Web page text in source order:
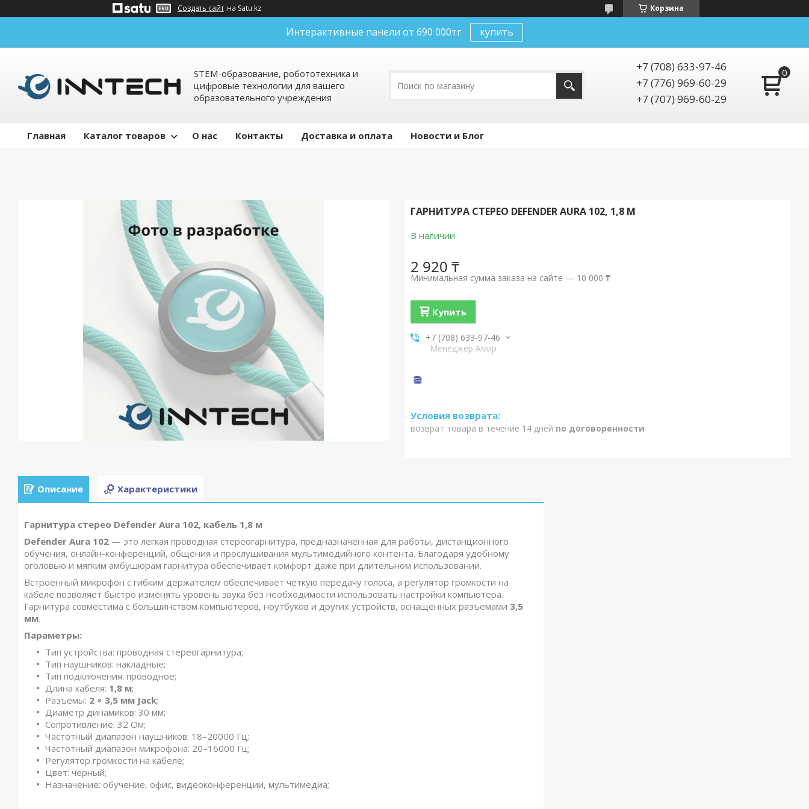
Создать сайт на Satu.kz Корзина
Интерактивные панели от 690 000тг купить
STEM-образование, робототехника и
цифровые технологии для вашего
образовательного учреждения
+7 (708) 633-97-46
+7 (776) 969-60-29
+7 (707) 969-60-29
Главная Каталог товаров О нас Контакты Доставка и оплата Новости и Блог
ГАРНИТУРА СТЕРЕО DEFENDER AURA 102, 1,8 М
В наличии
2 920 ₸
Минимальная сумма заказа на сайте — 10 000 ₸
Купить
+7 (708) 633-97-46
Менеджер Амир
возврат товара в течение 14 дней по договоренности
Описание Характеристики
Гарнитура стерео Defender Aura 102, кабель 1,8 м
Defender Aura 102 — это легкая проводная стереогарнитура, предназначенная для работы, дистанционного
обучения, онлайн-конференций, общения и прослушивания мультимедийного контента. Благодаря удобному
оголовью и мягким амбушюрам гарнитура обеспечивает комфорт даже при длительном использовании.
Встроенный микрофон с гибким держателем обеспечивает четкую передачу голоса, а регулятор громкости на
кабеле позволяет быстро изменять уровень звука без необходимости использовать настройки компьютера.
Гарнитура совместима с большинством компьютеров, ноутбуков и других устройств, оснащенных разъемами 3,5
мм.
Параметры:
Тип устройства: проводная стереогарнитура;
Тип наушников: накладные;
Тип подключения: проводное;
Длина кабеля: 1,8 м;
Разъемы: 2 × 3,5 мм Jack;
Диаметр динамиков: 30 мм;
Сопротивление: 32 Ом;
Частотный диапазон наушников: 18–20000 Гц;
Частотный диапазон микрофона: 20–16000 Гц;
Регулятор громкости на кабеле;
Цвет: черный;
Назначение: обучение, офис, видеоконференции, мультимедиа;